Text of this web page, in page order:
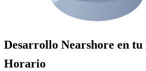
Desarrollo Nearshore en tu
Horario